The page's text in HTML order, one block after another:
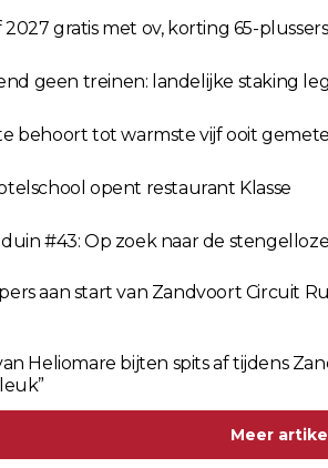
gratis met ov, korting 65-
geen treinen: landelijke staking
behoort tot warmste vijf ooit
opent restaurant Klasse
#43: Op zoek naar de
aan start van Zandvoort Circuit
Heliomare bijten spits af tijdens
Meer